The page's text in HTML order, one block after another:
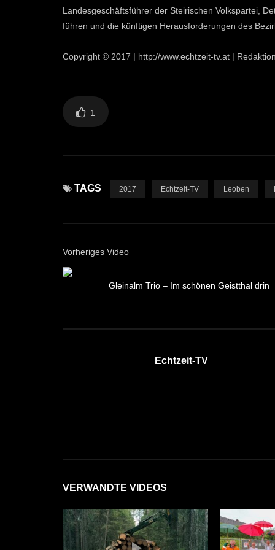
Landesgeschäftsführer der Steirischen Volkspartei,
führen und die künftigen Herausforderungen des
Copyright © 2017 | http://www.echtzeit-tv.at |
1
TAGS 2017 Echtzeit-TV Leoben
Vorheriges Video
Gleinalm Trio – Im schönen Geistthal drin
Echtzeit-TV
VERWANDTE VIDEOS